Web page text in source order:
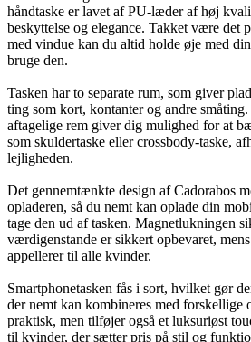
håndtaske er lavet af PU-læder af høj
beskyttelse og elegance. Takket være det
med vindue kan du altid holde øje med
bruge den.
Tasken har to separate rum, som giver
ting som kort, kontanter og andre
aftagelige rem giver dig mulighed for at
som skuldertaske eller crossbody-taske,
lejligheden.
Det gennemtænkte design af Cadorabos
opladeren, så du nemt kan oplade din
tage den ud af tasken. Magnetlukningen
værdigenstande er sikkert opbevaret,
appellerer til alle kvinder.
Smartphonetasken fås i sort, hvilket gør
der nemt kan kombineres med forskellige
praktisk, men tilføjer også et luksuriøst
til kvinder, der sætter pris på stil og